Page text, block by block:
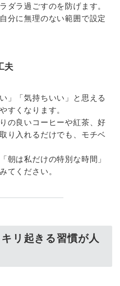
ダラ過ごすのを防げます。
分に無理のない範囲で設定
夫
」「気持ちいい」と思える
すくなります。
の良いコーヒーや紅茶、好
り入れるだけでも、モチベ
朝は私だけの特別な時間」
てください。
リ起きる習慣が人